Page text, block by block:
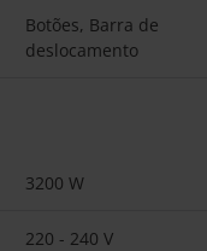
Botões, Barra de
deslocamento
3200 W
220 - 240 V